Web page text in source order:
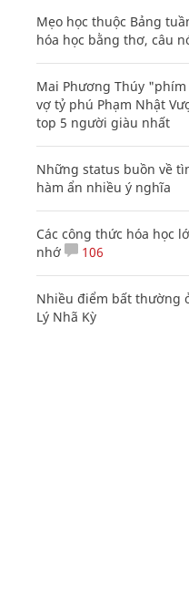
Mẹo học thuộc Bảng
hóa học bằng thơ, câu
Mai Phương Thúy
vợ tỷ phú Phạm Nhật
top 5 người giàu nhất
Những status buồn về
hàm ẩn nhiều ý nghĩa
Các công thức hóa học
nhớ
106
Nhiều điểm bất thường
Lý Nhã Kỳ